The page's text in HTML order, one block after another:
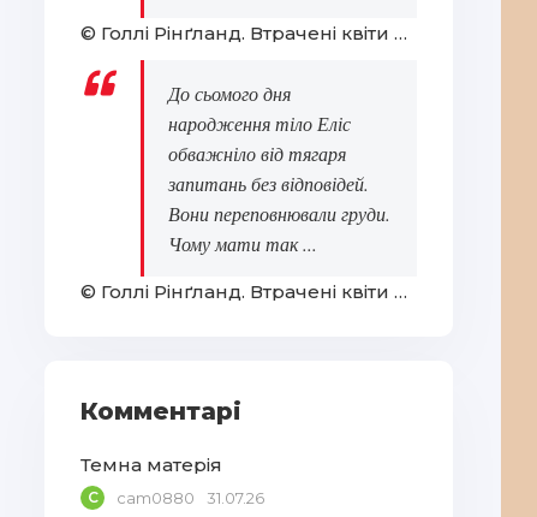
© Голлі Рінґланд. Втрачені квіти Еліс Гарт
До сьомого дня
народження тіло Еліс
обважніло від тягаря
запитань без відповідей.
Вони переповнювали груди.
Чому мати так ...
© Голлі Рінґланд. Втрачені квіти Еліс Гарт
Комментарі
Темна матерія
C cam0880 31.07.26